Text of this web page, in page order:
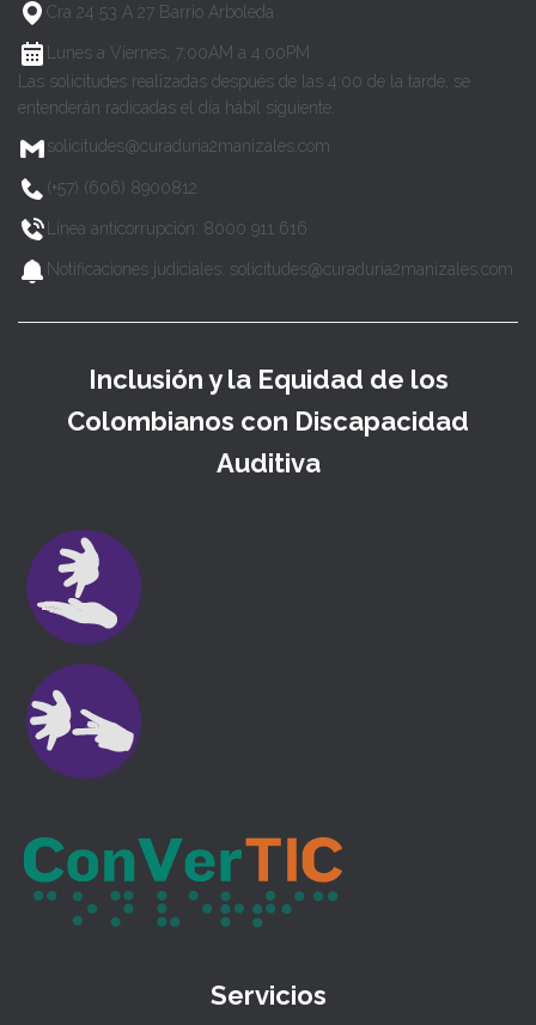
Cra 24 53 A 27 Barrio Arboleda
Lunes a Viernes, 7:00AM a 4:00PM
Las solicitudes realizadas después de las 4:00 de la tarde, se
entenderán radicadas el día hábil siguiente.
solicitudes@curaduria2manizales.com
(+57) (606) 8900812
Línea anticorrupción: 8000 911 616
Notificaciones judiciales: solicitudes@curaduria2manizales.com
Inclusión y la Equidad de los
Colombianos con Discapacidad
Auditiva
Servicios